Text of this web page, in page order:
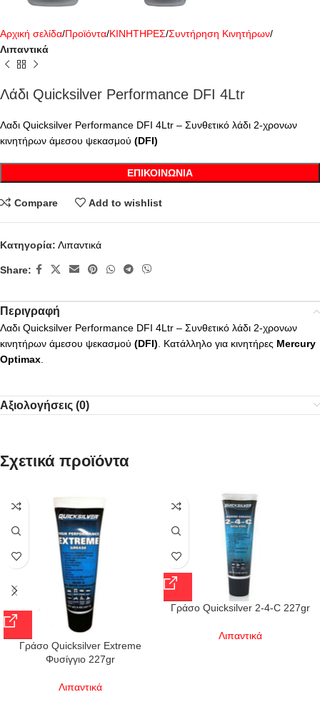
Αρχική σελίδα Προϊόντα ΚΙΝΗΤΗΡΕΣ Συντήρηση Κινητήρων
Λιπαντικά
Λάδι Quicksilver Performance DFI 4Ltr
Λαδι Quicksilver Performance DFI 4Ltr – Συνθετικό λάδι 2-χρονων
κινητήρων άμεσου ψεκασμού (DFI)
ΕΠΙΚΟΙΝΩΝΊΑ
Compare Add to wishlist
Κατηγορία: Λιπαντικά
Share:
Περιγραφή
Λαδι Quicksilver Performance DFI 4Ltr – Συνθετικό λάδι 2-χρονων
κινητήρων άμεσου ψεκασμού (DFI). Κατάλληλο για κινητήρες Mercury
Optimax.
Αξιολογήσεις (0)
Σχετικά προϊόντα
Γράσο Quicksilver Extreme
Φυσίγγιο 227gr
Λιπαντικά
Γράσο Quicksilver 2-4-C 227gr
Λιπαντικά